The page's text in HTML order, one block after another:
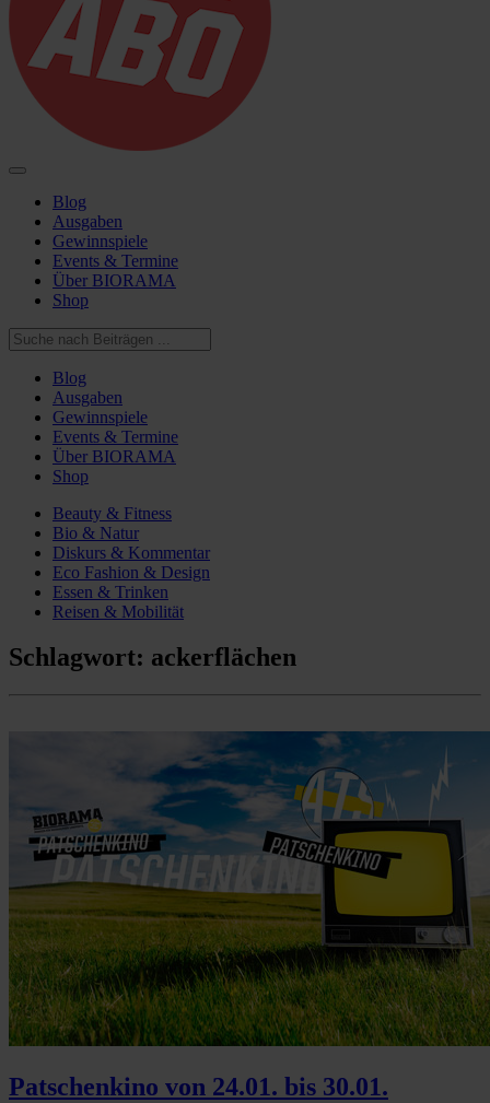
Blog
Ausgaben
Gewinnspiele
Events & Termine
Über BIORAMA
Shop
Blog
Ausgaben
Gewinnspiele
Events & Termine
Über BIORAMA
Shop
Beauty & Fitness
Bio & Natur
Diskurs & Kommentar
Eco Fashion & Design
Essen & Trinken
Reisen & Mobilität
Schlagwort: ackerflächen
Patschenkino von 24.01. bis 30.01.